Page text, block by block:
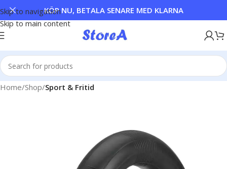
Skip to navigation
Skip to main content
KÖP NU, BETALA SENARE MED KLARNA
Home Shop Sport & Fritid